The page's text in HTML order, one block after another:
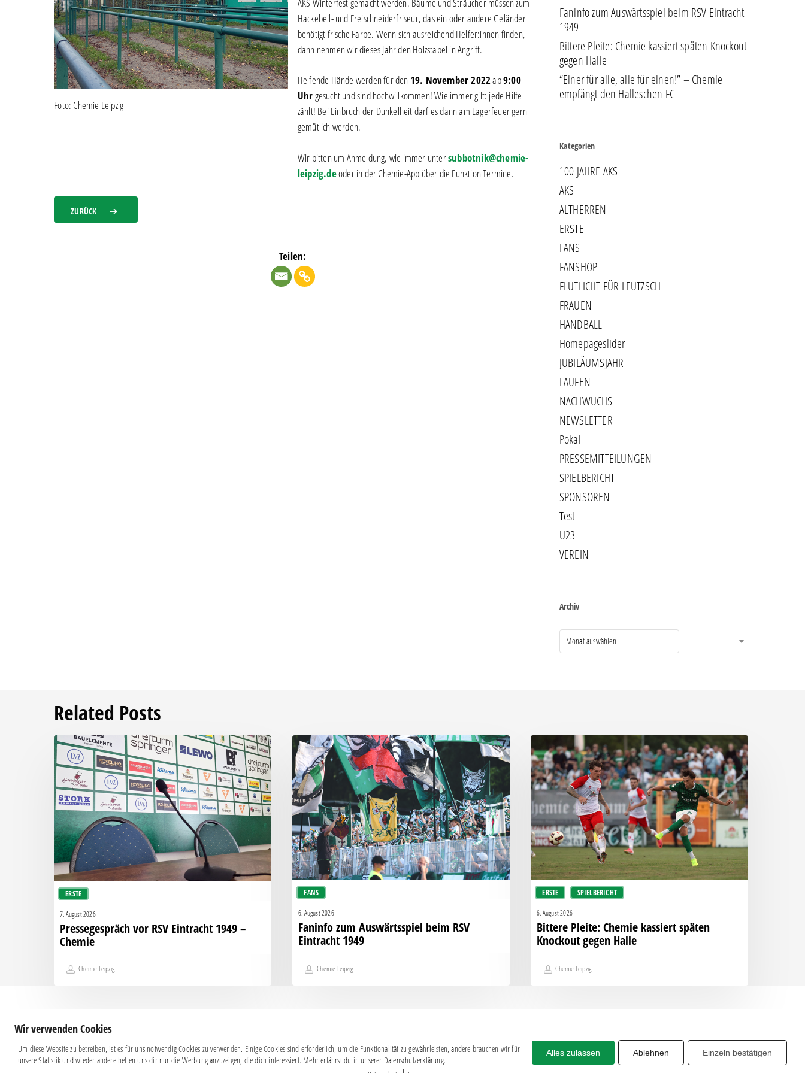
Foto: Chemie Leipzig
Hackebeil- und Freischneiderfriseur, das ein oder andere Geländer
benötigt frische Farbe. Wenn sich ausreichend Helfer:innen finden,
dann nehmen wir dieses Jahr den Holzstapel in Angriff.
Helfende Hände werden für den 19. November 2022ab9:00
Uhrgesucht und sind hochwillkommen! Wie immer gilt: jede Hilfe
zählt! Bei Einbruch der Dunkelheit darf es dann am Lagerfeuer gern
gemütlich werden.
Wir bitten um Anmeldung, wie immer untersubbotnik@chemie-
leipzig.deoder in der Chemie-App über die Funktion Termine.
ZURÜCK
Teilen:
Faninfo zum Auswärtsspiel beim RSV Eintracht
1949
Bittere Pleite: Chemie kassiert späten Knockout
gegen Halle
“Einer für alle, alle für einen!” – Chemie
empfängt den Halleschen FC
Kategorien
100 JAHRE AKS
AKS
ALTHERREN
ERSTE
FANS
FANSHOP
FLUTLICHT FÜR LEUTZSCH
FRAUEN
HANDBALL
Homepageslider
JUBILÄUMSJAHR
LAUFEN
NACHWUCHS
NEWSLETTER
Pokal
PRESSEMITTEILUNGEN
SPIELBERICHT
SPONSOREN
Test
U23
VEREIN
Archiv
Monat auswählen
Related Posts
ERSTE
Pressegespräch
vor
RSV
Eintracht
1949
–
Chemie
7. August 2026
Pressegespräch vor RSV Eintracht 1949 –
Chemie
Chemie Leipzig
FANS
Faninfo
zum
Auswärtsspiel
beim
RSV
Eintracht
1949
6. August 2026
Faninfo zum Auswärtsspiel beim RSV
Eintracht 1949
Chemie Leipzig
ERSTE SPIELBERICHT
Bittere
Pleite:
Chemie
kassiert
späten
Knockout
gegen
Halle
6. August 2026
Bittere Pleite: Chemie kassiert späten
Knockout gegen Halle
Chemie Leipzig
Share
Impressum|Datenschutz
BSG CHEMIE LEIPZIG © 2026
Wir verwenden Cookies
Um diese Website zu betreiben, ist es für uns notwendig Cookies zu verwenden. Einige Cookies sind erforderlich, um die Funktionalität zu gewährleisten, andere brauchen wir für
unsere Statistik und wieder andere helfen uns dir nur die Werbung anzuzeigen, die dich interessiert. Mehr erfährst du in unserer Datenschutzerklärung.
Alles zulassen Ablehnen Einzeln bestätigen